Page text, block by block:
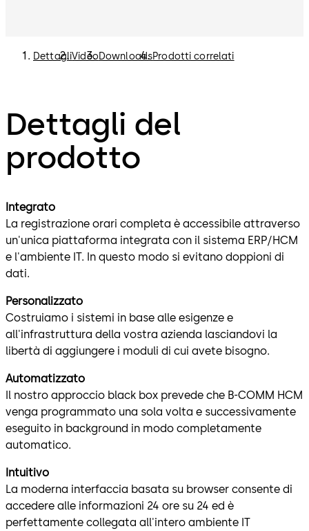
DettagliVideoDownloadsProdotti correlati
Dettagli del
prodotto
Integrato
La registrazione orari completa è accessibile attraverso
un'unica piattaforma integrata con il sistema ERP/HCM
e l'ambiente IT. In questo modo si evitano doppioni di
dati.
Personalizzato
Costruiamo i sistemi in base alle esigenze e
all'infrastruttura della vostra azienda lasciandovi la
libertà di aggiungere i moduli di cui avete bisogno.
Automatizzato
Il nostro approccio black box prevede che B-COMM HCM
venga programmato una sola volta e successivamente
eseguito in background in modo completamente
automatico.
Intuitivo
La moderna interfaccia basata su browser consente di
accedere alle informazioni 24 ore su 24 ed è
perfettamente collegata all'intero ambiente IT